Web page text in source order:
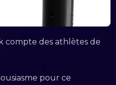
compte des athlètes de
pour ce